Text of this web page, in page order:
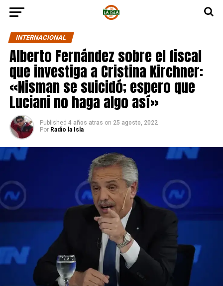
INTERNACIONAL
Alberto Fernández sobre el fiscal
que investiga a Cristina Kirchner:
«Nisman se suicidó; espero que
Luciani no haga algo así»
Published 4 años atras on 25 agosto, 2022
Por Radio la Isla